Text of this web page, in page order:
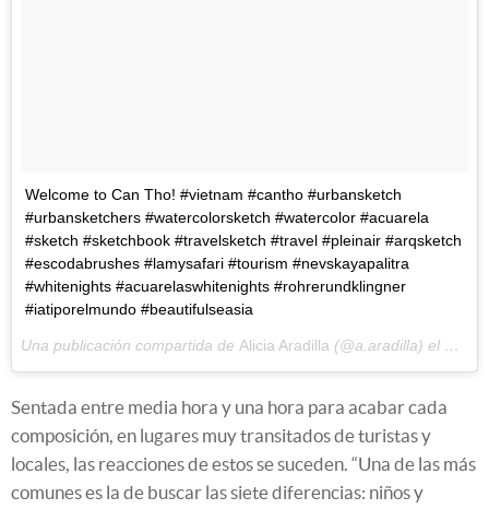
Welcome to Can Tho! #vietnam #cantho #urbansketch
#urbansketchers #watercolorsketch #watercolor #acuarela
#sketch #sketchbook #travelsketch #travel #pleinair #arqsketch
#escodabrushes #lamysafari #tourism #nevskayapalitra
#whitenights #acuarelaswhitenights #rohrerundklingner
#iatiporelmundo #beautifulseasia
Una publicación compartida de Alicia Aradilla (@a.aradilla) el Ene
Sentada entre media hora y una hora para acabar cada
composición, en lugares muy transitados de turistas y
locales, las reacciones de estos se suceden. “Una de las más
comunes es la de buscar las siete diferencias: niños y